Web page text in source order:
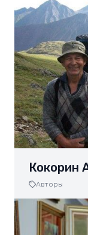
Кокорин
Авторы